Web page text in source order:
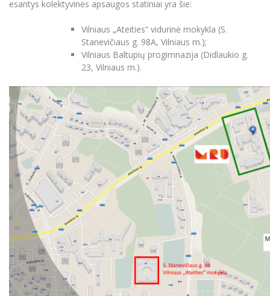
esantys kolektyvinės apsaugos statiniai yra šie:
Vilniaus „Ateities“ vidurinė mokykla (S.
Stanevičiaus g. 98A, Vilniaus m.);
Vilniaus Baltupių progimnazija (Didlaukio g.
23, Vilniaus m.).